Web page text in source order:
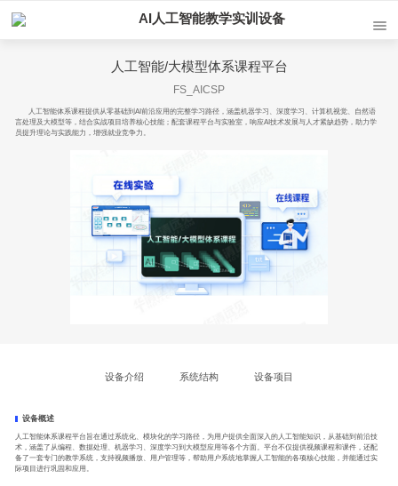
AI人工智能教学实训设备
人工智能/大模型体系课程平台
FS_AICSP
人工智能体系课程提供从零基础到AI前沿应用的完整学习路径，涵盖机器学习、深度学习、计算机视觉、自然语
言处理及大模型等，结合实战项目培养核心技能；配套课程平台与实验室，响应AI技术发展与人才紧缺趋势，助力学
员提升理论与实践能力，增强就业竞争力。
设备介绍 系统结构 设备项目
设备概述
人工智能体系课程平台旨在通过系统化、模块化的学习路径，为用户提供全面深入的人工智能知识，从基础到前沿技
术，涵盖了从编程、数据处理、机器学习、深度学习到大模型应用等各个方面。平台不仅提供视频课程和课件，还配
备了一套专门的教学系统，支持视频播放、用户管理等，帮助用户系统地掌握人工智能的各项核心技能，并能通过实
际项目进行巩固和应用。